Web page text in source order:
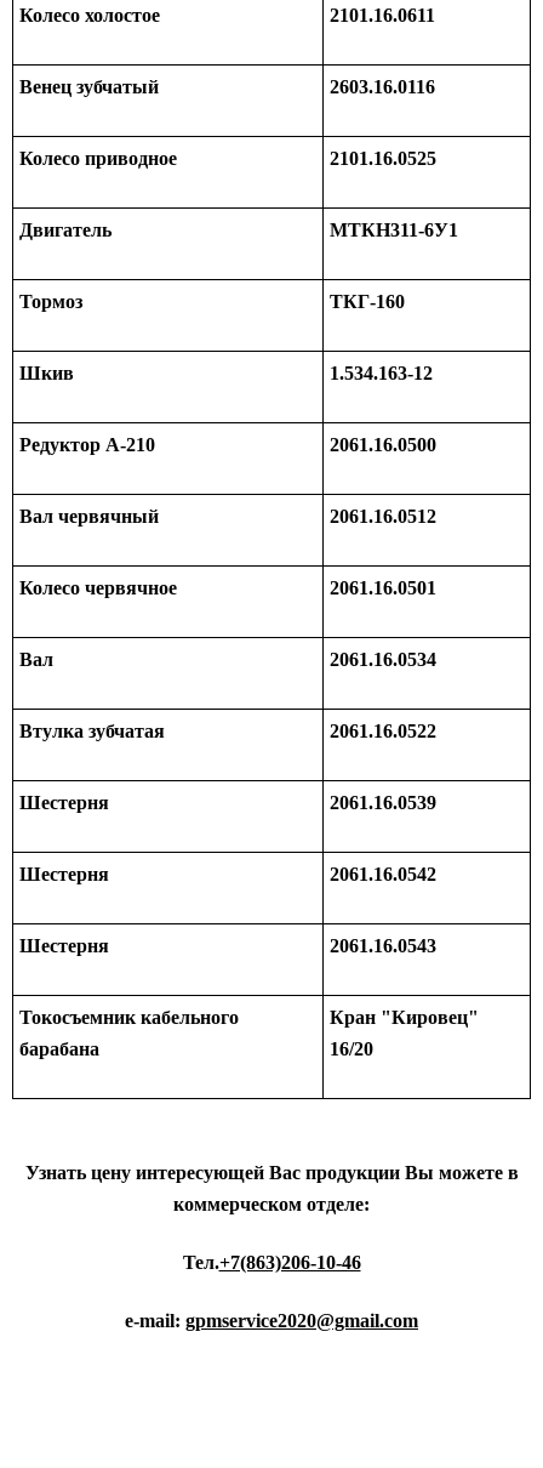
Колесо холостое 2101.16.0611
Венец зубчатый 2603.16.0116
Колесо приводное 2101.16.0525
Двигатель МТКН311-6У1
Тормоз ТКГ-160
Шкив 1.534.163-12
Редуктор А-210 2061.16.0500
Вал червячный 2061.16.0512
Колесо червячное 2061.16.0501
Вал 2061.16.0534
Втулка зубчатая 2061.16.0522
Шестерня 2061.16.0539
Шестерня 2061.16.0542
Шестерня 2061.16.0543
Токосъемник кабельного
барабана
Кран "Кировец"
16/20
Узнать цену интересующей Вас продукции Вы можете в
коммерческом отделе:
Тел.+7(863)206-10-46
e-mail: gpmservice2020@gmail.com